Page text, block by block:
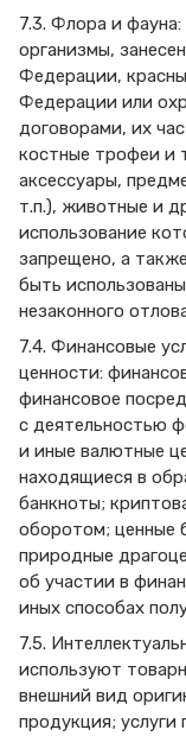
7.3. Флора и
организмы,
Федерации,
Федерации или
договорами, их
костные трофеи и
аксессуары,
т.п.), животные и
использование
запрещено, а
быть
незаконного
7.4. Финансовые
ценности:
финансовое
с деятельностью
и иные валютные
находящиеся в
банкноты;
оборотом; ценные
природные
об участии в
иных способах
7.5.
используют
внешний вид
продукция; услуги